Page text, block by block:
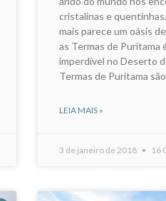
cristalinas e
mais parece um oásis
as Termas de Puritama
imperdível no Deserto
Termas de Puritama são
LEIA MAIS »
3 de janeiro de 2018 16